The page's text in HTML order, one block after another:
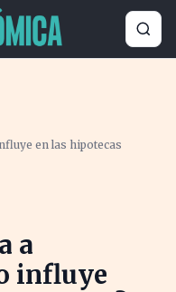
en las hipotecas
a
influye